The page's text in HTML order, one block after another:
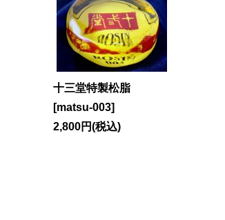
十三堂特製松脂
[matsu-003]
2,800円(税込)